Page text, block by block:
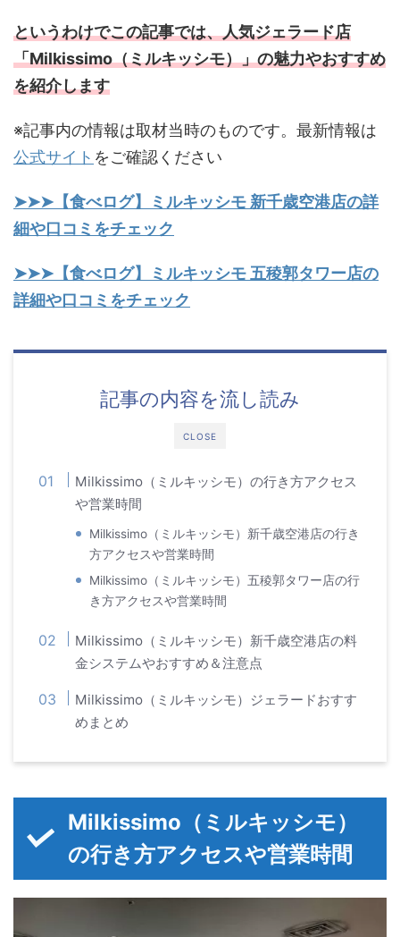
というわけでこの記事では、人気ジェラード店
「Milkissimo（ミルキッシモ）」の魅力やおすすめ
を紹介します
※記事内の情報は取材当時のものです。最新情報は
公式サイト をご確認ください
➤➤➤【食べログ】ミルキッシモ 新千歳空港店の詳
細や口コミをチェック
➤➤➤【食べログ】ミルキッシモ 五稜郭タワー店の
詳細や口コミをチェック
CLOSE
記事の内容を流し読み
Milkissimo（ミルキッシモ）の行き方アクセス
や営業時間
Milkissimo（ミルキッシモ）新千歳空港店の行き
方アクセスや営業時間
Milkissimo（ミルキッシモ）五稜郭タワー店の行
き方アクセスや営業時間
Milkissimo（ミルキッシモ）新千歳空港店の料
金システムやおすすめ＆注意点
Milkissimo（ミルキッシモ）ジェラードおすす
めまとめ
Milkissimo（ミルキッシモ）
の行き方アクセスや営業時間